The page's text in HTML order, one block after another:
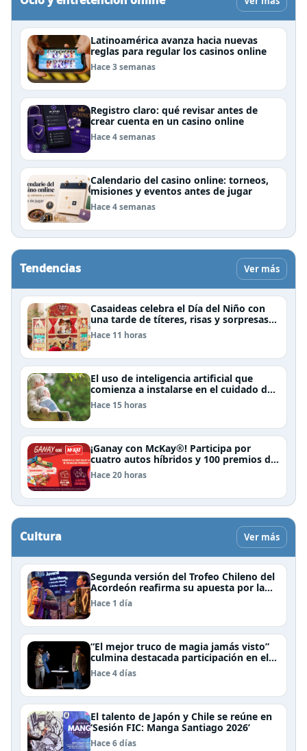
Latinoamérica avanza hacia nuevas
reglas para regular los casinos online
Hace 3 semanas
Registro claro: qué revisar antes de
crear cuenta en un casino online
Hace 4 semanas
Calendario del casino online: torneos,
misiones y eventos antes de jugar
Hace 4 semanas
Tendencias Ver más
Casaideas celebra el Día del Niño con
una tarde de títeres, risas y sorpresas
en el Mall Plaza Vespucio
Hace 11 horas
El uso de inteligencia artificial que
comienza a instalarse en el cuidado de
personas mayores
Hace 15 horas
¡Ganay con McKay®! Participa por
cuatro autos híbridos y 100 premios de
$500.000
Hace 20 horas
Cultura Ver más
Segunda versión del Trofeo Chileno del
Acordeón reafirma su apuesta por la
profesionalización del instrumento en
Chile
Hace 1 día
“El mejor truco de magia jamás visto”
culmina destacada participación en el
Festival Off Avignon 2026
Hace 4 días
El talento de Japón y Chile se reúne en
‘Sesión FIC: Manga Santiago 2026’
Hace 6 días